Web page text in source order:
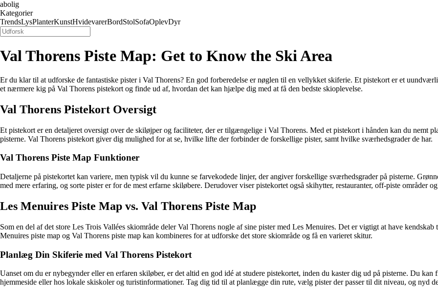
abolig
Kategorier
TrendsLysPlanterKunstHvidevarerBordStolSofaOplevDyr
Val Thorens Piste Map: Get to Know the Ski Area
Er du klar til at udforske de fantastiske pister i Val Thorens? En god forberedelse er nøglen til en vellykket skiferie. Et pistekort er et
et nærmere kig på Val Thorens pistekort og finde ud af, hvordan det kan hjælpe dig med at få den bedste skioplevelse.
Val Thorens Pistekort Oversigt
Et pistekort er en detaljeret oversigt over de skiløjper og faciliteter, der er tilgængelige i Val Thorens. Med et pistekort i hånden kan du nemt
pisterne. Val Thorens pistekort giver dig mulighed for at se, hvilke lifte der forbinder de forskellige pister, samt hvilke sværhedsgrader de har.
Val Thorens Piste Map Funktioner
Detaljerne på pistekortet kan variere, men typisk vil du kunne se farvekodede linjer, der angiver forskellige sværhedsgrader på pisterne.
med mere erfaring, og sorte pister er for de mest erfarne skiløbere. Derudover viser pistekortet også skihytter, restauranter, off-piste områder
Les Menuires Piste Map vs. Val Thorens Piste Map
Som en del af det store Les Trois Vallées skiområde deler Val Thorens nogle af sine pister med Les Menuires. Det er vigtigt at have
Menuires piste map og Val Thorens piste map kan kombineres for at udforske det store skiområde og få en varieret skitur.
Planlæg Din Skiferie med Val Thorens Pistekort
Uanset om du er nybegynder eller en erfaren skiløber, er det altid en god idé at studere pistekortet, inden du kaster dig ud på pisterne. Du
hjemmeside eller hos lokale skiskoler og turistinformationer. Tag dig tid til at planlægge din rute, vælg pister der passer til dit niveau, og nyd